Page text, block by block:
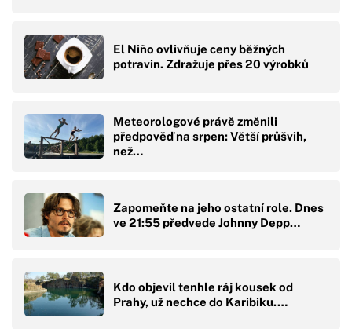
El Niño ovlivňuje ceny běžných
potravin. Zdražuje přes 20 výrobků
Meteorologové právě změnili
předpověď na srpen: Větší průšvih,
než…
Zapomeňte na jeho ostatní role. Dnes
ve 21:55 předvede Johnny Depp…
Kdo objevil tenhle ráj kousek od
Prahy, už nechce do Karibiku.…